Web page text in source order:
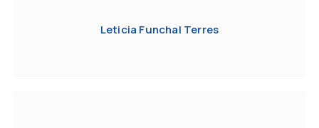
Leticia Funchal Terres